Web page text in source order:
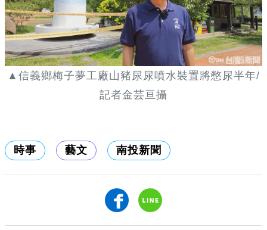
▲信義鄉梅子夢工廠山豬尿尿噴水裝置將憋尿半年/
記者金芸亘攝
時事 藝文 南投新聞